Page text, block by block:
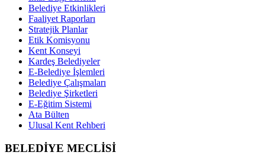
Belediye Etkinlikleri
Faaliyet Raporları
Stratejik Planlar
Etik Komisyonu
Kent Konseyi
Kardeş Belediyeler
E-Belediye İşlemleri
Belediye Çalışmaları
Belediye Şirketleri
E-Eğitim Sistemi
Ata Bülten
Ulusal Kent Rehberi
BELEDİYE MECLİSİ